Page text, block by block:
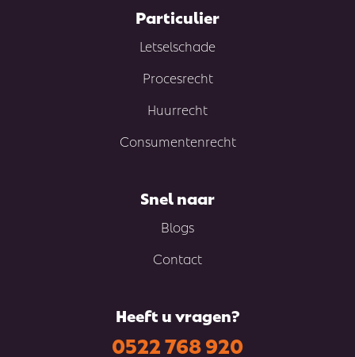
Particulier
Letselschade
Procesrecht
Huurrecht
Consumentenrecht
Snel naar
Blogs
Contact
Heeft u vragen?
0522 768 920